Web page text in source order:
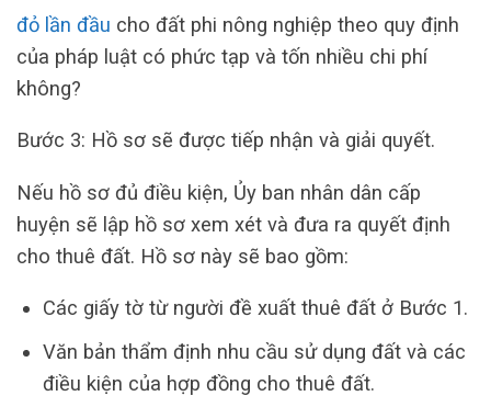
đỏ lần đầu cho đất phi nông nghiệp theo quy định
của pháp luật có phức tạp và tốn nhiều chi phí
không?
Bước 3: Hồ sơ sẽ được tiếp nhận và giải quyết.
Nếu hồ sơ đủ điều kiện, Ủy ban nhân dân cấp
huyện sẽ lập hồ sơ xem xét và đưa ra quyết định
cho thuê đất. Hồ sơ này sẽ bao gồm:
Các giấy tờ từ người đề xuất thuê đất ở Bước 1.
Văn bản thẩm định nhu cầu sử dụng đất và các
điều kiện của hợp đồng cho thuê đất.